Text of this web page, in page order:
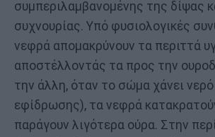
συμπεριλαμβανομένης της δίψας
συχνουρίας. Υπό φυσιολογικές
νεφρά απομακρύνουν τα περιττά
αποστέλλοντάς τα προς την
την άλλη, όταν το σώμα χάνει
εφίδρωσης), τα νεφρά
παράγουν λιγότερα ούρα. Στην